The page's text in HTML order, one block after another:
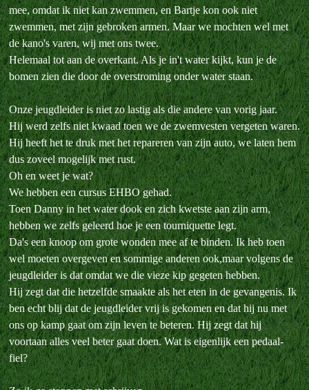
mee, omdat ik niet kan zwemmen, en Bartje kon ook niet
zwemmen, met zijn gebroken armen. Maar we mochten wel met
de kano's varen, wij met ons twee.
Helemaal tot aan de overkant. Als je in't water kijkt, kun je de
bomen zien die door de overstroming onder water staan.
Onze jeugdleider is niet zo lastig als die andere van vorig jaar.
Hij werd zelfs niet kwaad toen we de zwemvesten vergeten waren.
Hij heeft het te druk met het repareren van zijn auto, we laten hem
dus zoveel mogelijk met rust.
Oh en weet je wat?
We hebben een cursus EHBO gehad.
Toen Danny in het water dook en zich kwetste aan zijn arm,
hebben we zelfs geleerd hoe je een tourniquette legt.
Da's een knoop om grote wonden mee af te binden. Ik heb toen
wel moeten overgeven en sommige anderen ook,maar volgens de
jeugdleider is dat omdat we die vieze kip gegeten hebben.
Hij zegt dat die hetzelfde smaakte als het eten in de gevangenis. Ik
ben echt blij dat de jeugdleider vrij is gekomen en dat hij nu met
ons op kamp gaat om zijn leven te beteren. Hij zegt dat hij
voortaan alles veel beter gaat doen. Wat is eigenlijk een pedaal-
fiel?